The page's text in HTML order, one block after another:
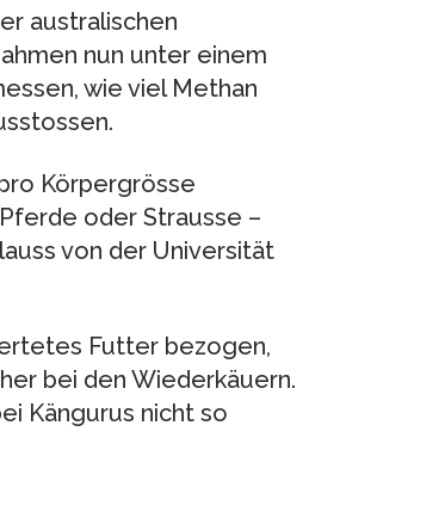
australischen
nun unter einem
wie viel Methan
Körpergrösse
oder Strausse –
von der Universität
Futter bezogen,
bei den Wiederkäuern.
Kängurus nicht so